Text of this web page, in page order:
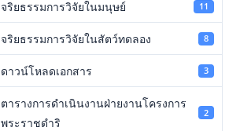
จริยธรรมการวิจัยในมนุษย์ 11
จริยธรรมการวิจัยในสัตว์ทดลอง 8
ดาวน์โหลดเอกสาร 3
ตารางการดำเนินงานฝ่ายงานโครงการ
พระราชดำริ
2